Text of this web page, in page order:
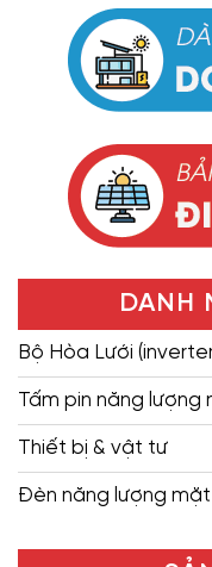
DANH
Bộ Hòa Lưới
Tấm pin năng lượng
Thiết bị & vật tư
Đèn năng lượng